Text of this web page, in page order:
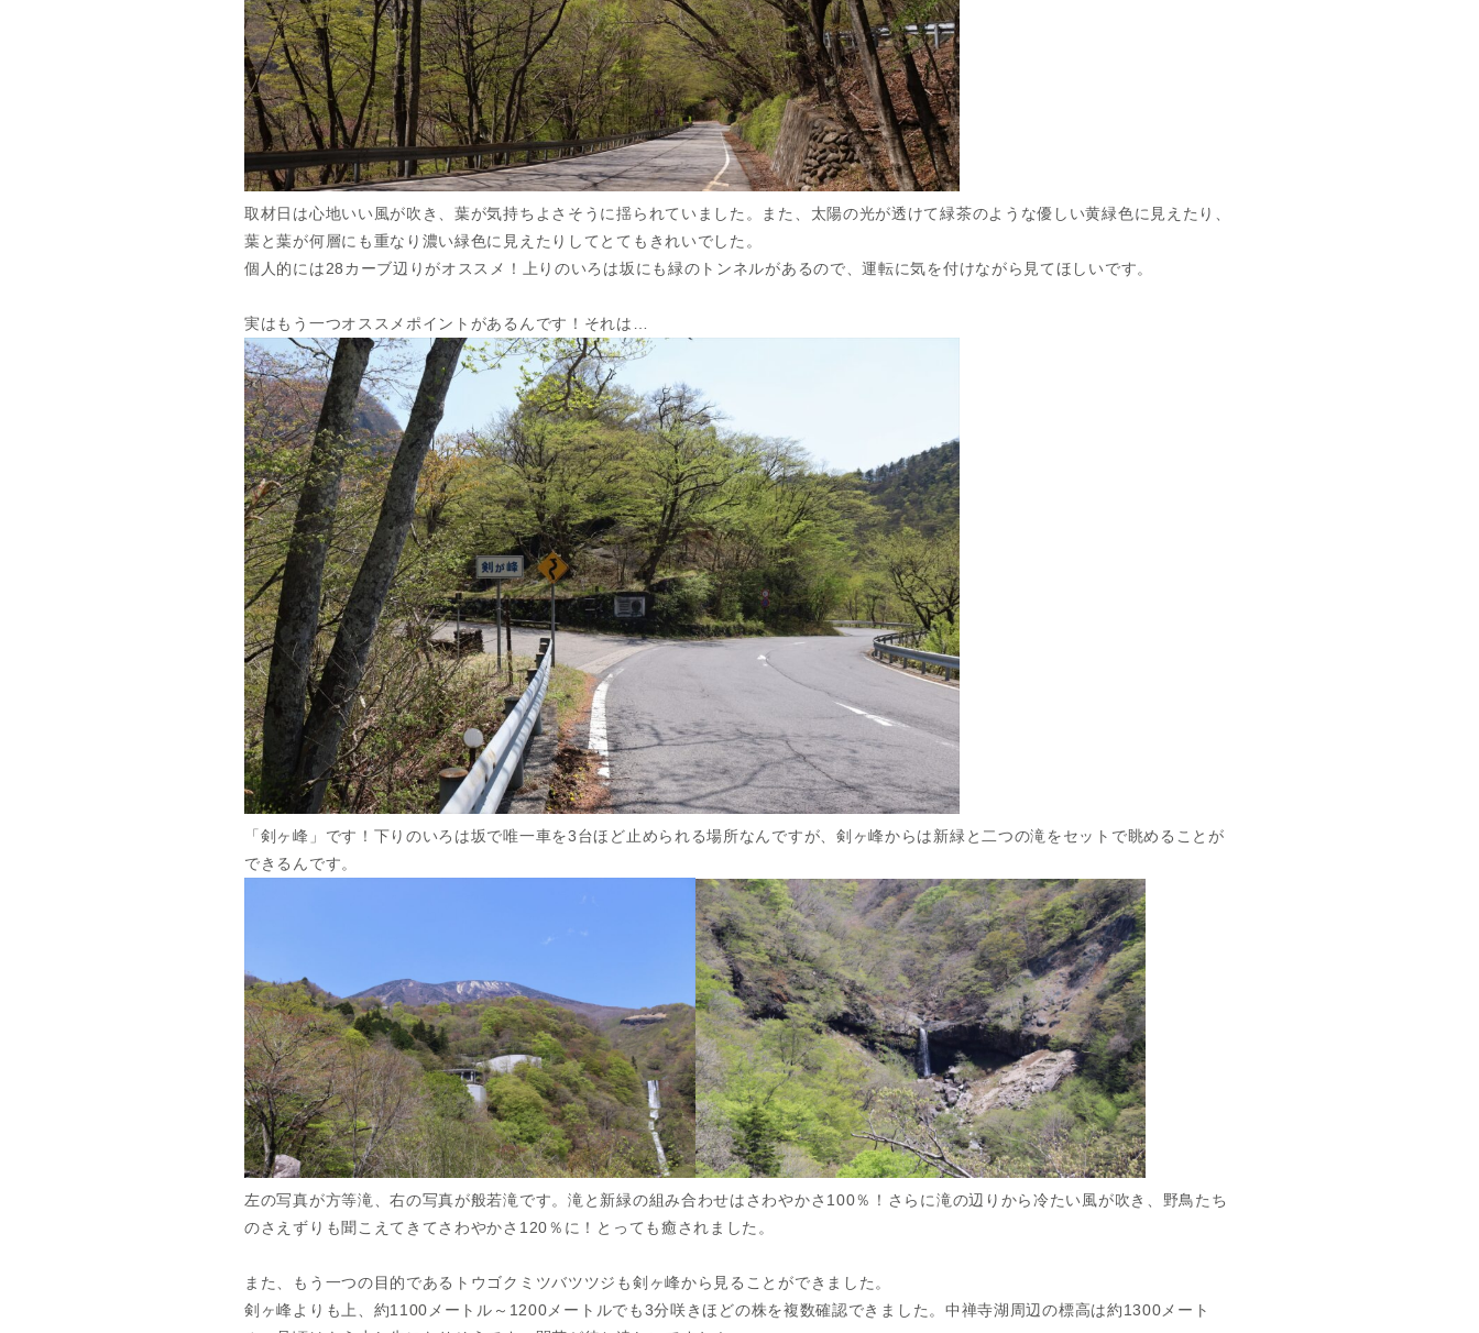
取材日は心地いい風が吹き、葉が気持ちよさそうに揺られていました。また、太陽の光が透けて緑茶のような優しい黄緑色に見えたり、
葉と葉が何層にも重なり濃い緑色に見えたりしてとてもきれいでした。
個人的には28カーブ辺りがオススメ！上りのいろは坂にも緑のトンネルがあるので、運転に気を付けながら見てほしいです。
実はもう一つオススメポイントがあるんです！それは…
「剣ヶ峰」です！下りのいろは坂で唯一車を3台ほど止められる場所なんですが、剣ヶ峰からは新緑と二つの滝をセットで眺めることが
できるんです。
左の写真が方等滝、右の写真が般若滝です。滝と新緑の組み合わせはさわやかさ100％！さらに滝の辺りから冷たい風が吹き、野鳥たち
のさえずりも聞こえてきてさわやかさ120％に！とっても癒されました。
また、もう一つの目的であるトウゴクミツバツツジも剣ヶ峰から見ることができました。
剣ヶ峰よりも上、約1100メートル～1200メートルでも3分咲きほどの株を複数確認できました。中禅寺湖周辺の標高は約1300メート